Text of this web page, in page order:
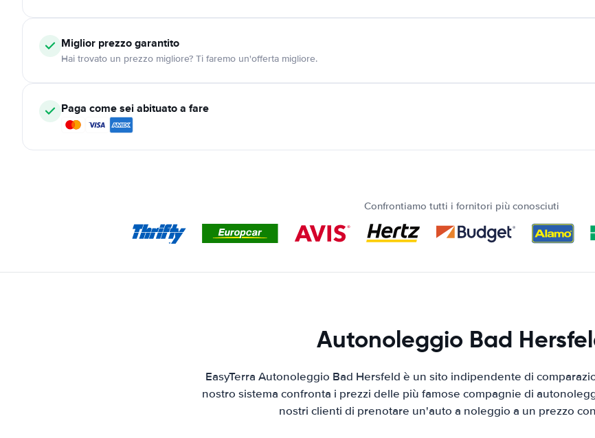
Miglior prezzo garantito
Hai trovato un prezzo migliore? Ti faremo un'offerta migliore.
Paga come sei abituato a fare
Confrontiamo tutti i fornitori più conosciuti
Autonoleggio Bad
EasyTerra Autonoleggio Bad Hersfeld è un sito indipendente di
nostro sistema confronta i prezzi delle più famose compagnie di
nostri clienti di prenotare un'auto a noleggio a un prezzo